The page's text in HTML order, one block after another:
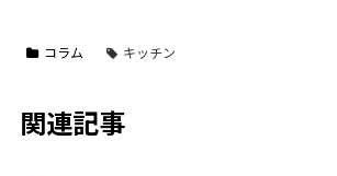
コラム キッチン
関連記事